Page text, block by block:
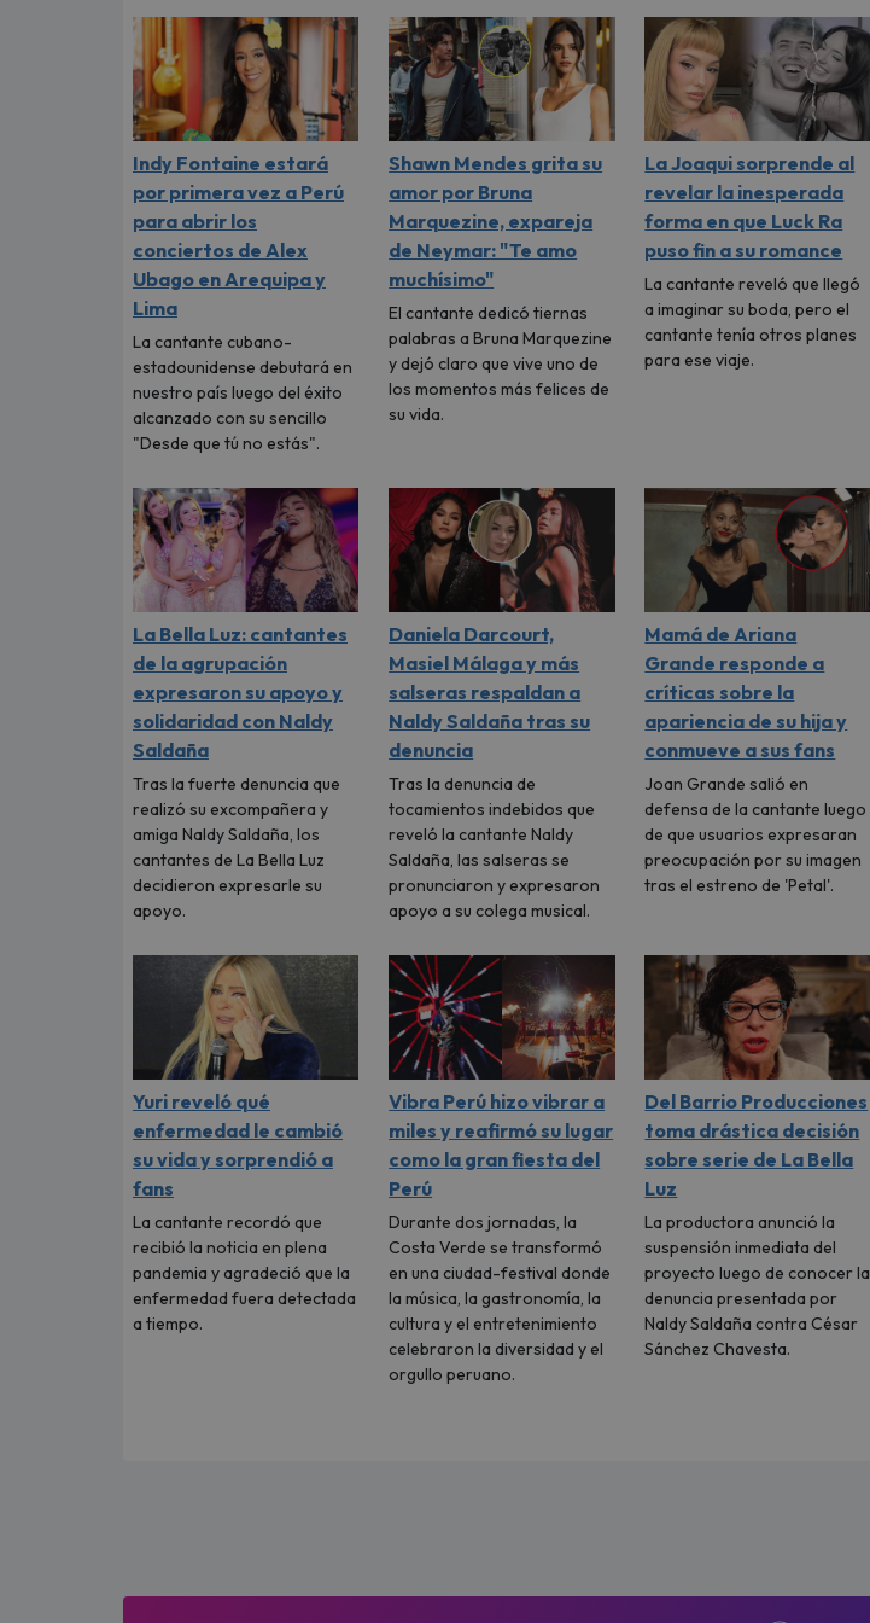
Indy Fontaine estará
por primera vez a Perú
para abrir los
conciertos de Alex
Ubago en Arequipa y
Lima
La cantante cubano-
estadounidense debutará en
nuestro país luego del éxito
alcanzado con su sencillo
"Desde que tú no estás".
Shawn Mendes grita su
amor por Bruna
Marquezine, expareja
de Neymar: "Te amo
muchísimo"
El cantante dedicó tiernas
palabras a Bruna Marquezine
y dejó claro que vive uno de
los momentos más felices de
su vida.
La Joaqui sorprende al
revelar la inesperada
forma en que Luck Ra
puso fin a su romance
La cantante reveló que llegó
a imaginar su boda, pero el
cantante tenía otros planes
para ese viaje.
La Bella Luz: cantantes
de la agrupación
expresaron su apoyo y
solidaridad con Naldy
Saldaña
Tras la fuerte denuncia que
realizó su excompañera y
amiga Naldy Saldaña, los
cantantes de La Bella Luz
decidieron expresarle su
apoyo.
Daniela Darcourt,
Masiel Málaga y más
salseras respaldan a
Naldy Saldaña tras su
denuncia
Tras la denuncia de
tocamientos indebidos que
reveló la cantante Naldy
Saldaña, las salseras se
pronunciaron y expresaron
apoyo a su colega musical.
Mamá de Ariana
Grande responde a
críticas sobre la
apariencia de su hija y
conmueve a sus fans
Joan Grande salió en
defensa de la cantante luego
de que usuarios expresaran
preocupación por su imagen
tras el estreno de 'Petal'.
Yuri reveló qué
enfermedad le cambió
su vida y sorprendió a
fans
La cantante recordó que
recibió la noticia en plena
pandemia y agradeció que la
enfermedad fuera detectada
a tiempo.
Vibra Perú hizo vibrar a
miles y reafirmó su lugar
como la gran fiesta del
Perú
Durante dos jornadas, la
Costa Verde se transformó
en una ciudad-festival donde
la música, la gastronomía, la
cultura y el entretenimiento
celebraron la diversidad y el
orgullo peruano.
Del Barrio Producciones
toma drástica decisión
sobre serie de La Bella
Luz
La productora anunció la
suspensión inmediata del
proyecto luego de conocer la
denuncia presentada por
Naldy Saldaña contra César
Sánchez Chavesta.